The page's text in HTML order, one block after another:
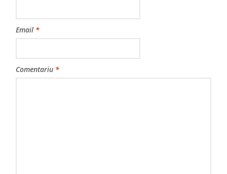
Email *
Comentariu *